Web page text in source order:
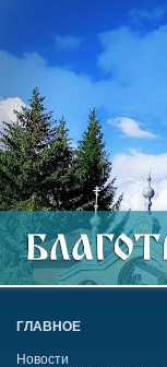
ГЛАВНОЕ
Новости